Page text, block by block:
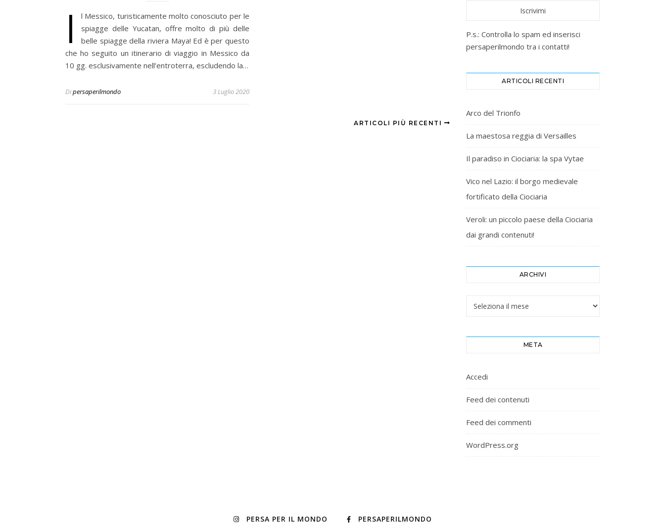
I
l Messico, turisticamente molto conosciuto per le
spiagge delle Yucatan, offre molto di più delle
belle spiagge della riviera Maya! Ed è per questo
che ho seguito un itinerario di viaggio in Messico da
10 gg. esclusivamente nell’entroterra, escludendo la…
Dipersaperilmondo 3 Luglio 2020
ARTICOLI PIÙ RECENTI
P.s.: Controlla lo spam ed inserisci
persaperilmondo tra i contatti!
ARTICOLI RECENTI
Arco del Trionfo
La maestosa reggia di Versailles
Il paradiso in Ciociaria: la spa Vytae
Vico nel Lazio: il borgo medievale
fortificato della Ciociaria
Veroli: un piccolo paese della Ciociaria
dai grandi contenuti!
ARCHIVI
Archivi
META
Accedi
Feed dei contenuti
Feed dei commenti
WordPress.org
PERSA PER IL MONDO PERSAPERILMONDO